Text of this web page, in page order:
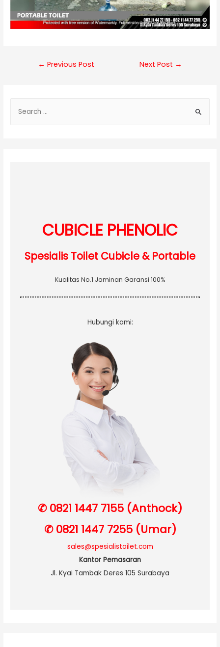
Post
← Previous Post Next Post →
CUBICLE PHENOLIC
Spesialis Toilet Cubicle & Portable
Kualitas No.1 Jaminan Garansi 100%
Hubungi kami:
✆ 0821 1447 7155 (Anthock)
✆ 0821 1447 7255 (Umar)
sales@spesialistoilet.com
Kantor Pemasaran
Jl. Kyai Tambak Deres 105 Surabaya